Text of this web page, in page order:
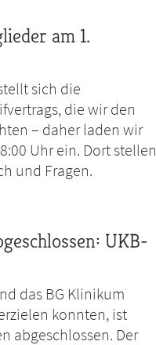
am 1.
sich die
die wir den
– daher laden wir
Uhr ein. Dort stellen
und Fragen.
UKB-
das BG Klinikum
konnten, ist
abgeschlossen. Der